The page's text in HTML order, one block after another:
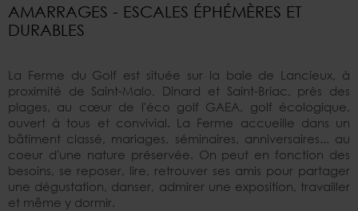
AMARRAGES - ESCALES ÉPHÉMÈRES ET
DURABLES
La Ferme du Golf est située sur la baie de Lancieux, à
proximité de Saint-Malo, Dinard et Saint-Briac, près des
plages, au cœur de l'éco golf GAEA, golf écologique,
ouvert à tous et convivial. La Ferme accueille dans un
bâtiment classé, mariages, séminaires, anniversaires... au
coeur d'une nature préservée. On peut en fonction des
besoins, se reposer, lire, retrouver ses amis pour partager
une dégustation, danser, admirer une exposition, travailler
et même y dormir.